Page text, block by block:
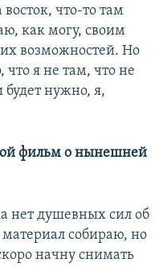
что-то там
как могу, своим
возможностей. Но
я не там, что не
будет нужно, я,
фильм о нынешней
нет душевных сил об
материал собираю, но
начну снимать